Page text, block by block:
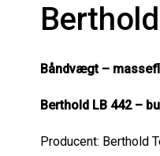
Båndvægt –
Berthold LB 442 –
Producent: Berthold